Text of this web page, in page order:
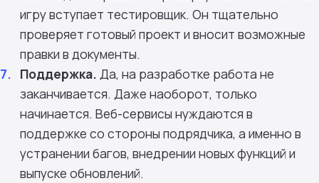
игру вступает тестировщик. Он тщательно
проверяет готовый проект и вносит возможные
правки в документы.
Поддержка. Да, на разработке работа не
заканчивается. Даже наоборот, только
начинается. Веб-сервисы нуждаются в
поддержке со стороны подрядчика, а именно в
устранении багов, внедрении новых функций и
выпуске обновлений.